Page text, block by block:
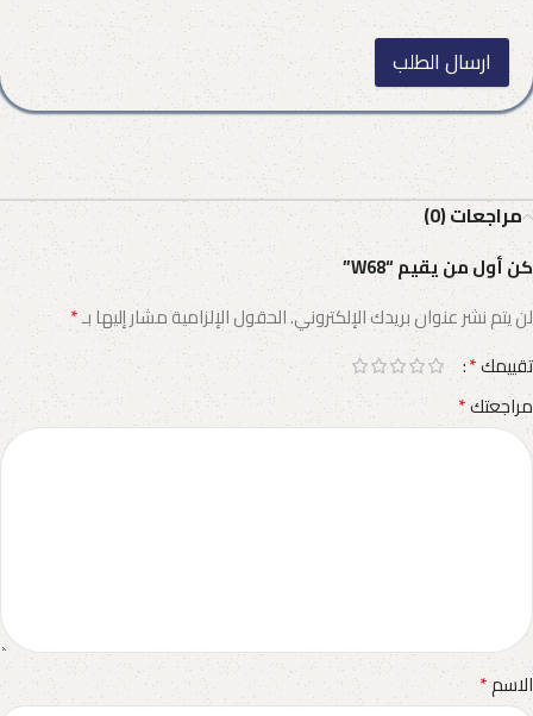
ارسال الطلب
مراجعات (0)
كن أول من يقيم “W68”
لن يتم نشر عنوان بريدك الإلكتروني.الحقول الإلزامية مشار إليها بـ*
تقييمك*
مراجعتك*
الاسم*